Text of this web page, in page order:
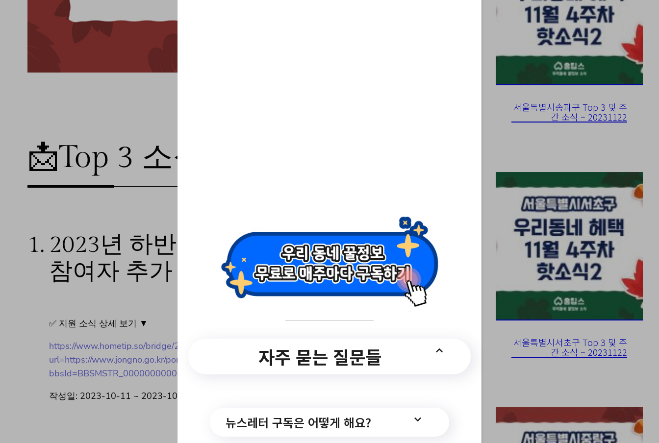
📩Top 3 소식❕
1. 2023년 하반기 종로구 동행일자리 사업
참여자 추가 모집 공고
✅ 지원 소식 상세 보기 ▼
https://www.hometip.so/bridge/2023년 하반기 종로구 동행일자리 사업 참여자 추가 모집 공고/?
url=https://www.jongno.go.kr/portal/bbs/selectBoardList.do?
bbsId=BBSMSTR_000000000026&menuId=400510&menuNo=400510
작성일: 2023-10-11 ~ 2023-10-12
서울특별시송파구 Top 3 및 주
간 소식 – 20231122
서울특별시서초구 Top 3 및 주
간 소식 – 20231122
자주 묻는 질문들
뉴스레터 구독은 어떻게 해요?